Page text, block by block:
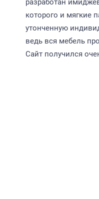
разработан
которого и мягкие
утонченную
ведь вся мебель
Сайт получился